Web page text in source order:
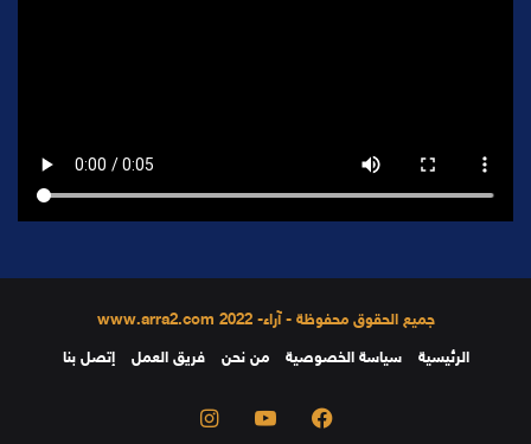
جميع الحقوق محفوظة - آراء- 2022 www.arra2.com
الرئيسية
سياسة الخصوصية من نحن فريق العمل إتصل بنا
فيسبوك يوتيوب